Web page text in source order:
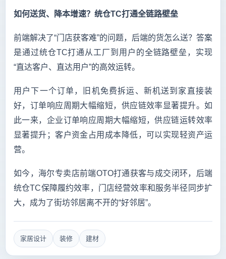
如何送货、降本增速？统仓TC打通全链路壁垒
前端解决了“门店获客难”的问题，后端的货怎么送？答案
是通过统仓TC打通从工厂到用户的全链路壁垒，实现
“直达客户、直达用户”的高效运转。
用户下一个订单，旧机免费拆运、新机送到家直接装
好，订单响应周期大幅缩短，供应链效率显著提升。如
此一来，企业订单响应周期大幅缩短，供应链运转效率
显著提升；客户资金占用成本降低，可以实现轻资产运
营。
如今，海尔专卖店前端OTO打通获客与成交闭环，后端
统仓TC保障履约效率，门店经营效率和服务半径同步扩
大，成为了街坊邻居离不开的“好邻居”。
家居设计 装修 建材